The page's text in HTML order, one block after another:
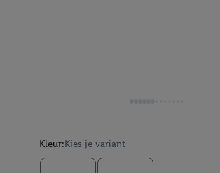
Kleur:Kies je variant